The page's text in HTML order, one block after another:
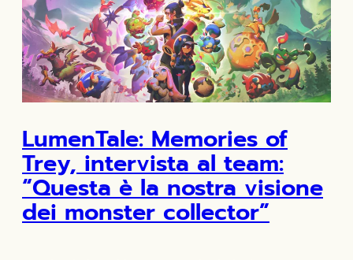
LumenTale: Memories of
Trey, intervista al team:
“Questa è la nostra visione
dei monster collector”